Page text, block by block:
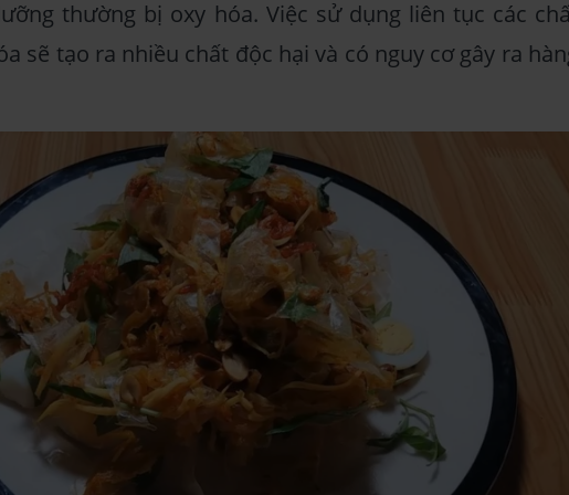
thường bị oxy hóa. Việc sử dụng liên tục các
sẽ tạo ra nhiều chất độc hại và có nguy cơ gây ra